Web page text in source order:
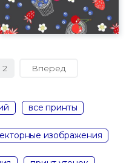
2 Вперед
все принты
изображения